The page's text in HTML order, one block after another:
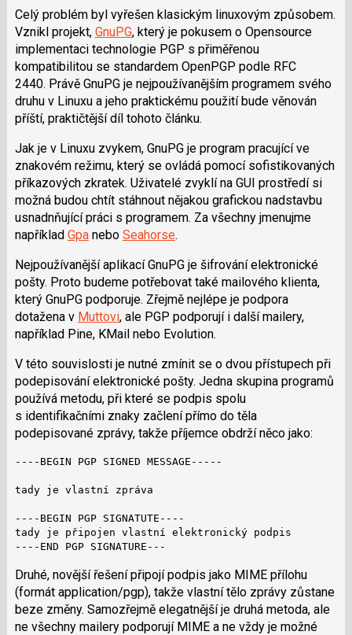
Celý problém byl vyřešen klasickým linuxovým způsobem.
Vznikl projekt, GnuPG, který je pokusem o Opensource
implementaci technologie PGP s přiměřenou
kompatibilitou se standardem OpenPGP podle RFC
2440. Právě GnuPG je nejpoužívanějším programem svého
druhu v Linuxu a jeho praktickému použití bude věnován
příští, praktičtější díl tohoto článku.
Jak je v Linuxu zvykem, GnuPG je program pracující ve
znakovém režimu, který se ovládá pomocí sofistikovaných
příkazových zkratek. Uživatelé zvyklí na GUI prostředí si
možná budou chtít stáhnout nějakou grafickou nadstavbu
usnadnňující práci s programem. Za všechny jmenujme
například Gpanebo Seahorse.
Nejpoužívanější aplikací GnuPG je šifrování elektronické
pošty. Proto budeme potřebovat také mailového klienta,
který GnuPG podporuje. Zřejmě nejlépe je podpora
dotažena v Muttovi, ale PGP podporují i další mailery,
například Pine, KMail nebo Evolution.
V této souvislosti je nutné zmínit se o dvou přístupech při
podepisování elektronické pošty. Jedna skupina programů
používá metodu, při které se podpis spolu
s identifikačními znaky začlení přímo do těla
podepisované zprávy, takže příjemce obdrží něco jako:
----BEGIN PGP SIGNED MESSAGE-----
tady je vlastní zpráva
----BEGIN PGP SIGNATUTE----
tady je připojen vlastní elektronický podpis
----END PGP SIGNATURE---
Druhé, novější řešení připojí podpis jako MIME přílohu
(formát application/pgp), takže vlastní tělo zprávy zůstane
beze změny. Samozřejmě elegatnější je druhá metoda, ale
ne všechny mailery podporují MIME a ne vždy je možné